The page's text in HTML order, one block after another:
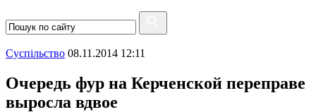
Суспiльство 08.11.2014 12:11
Очередь фур на Керченской переправе
выросла вдвое